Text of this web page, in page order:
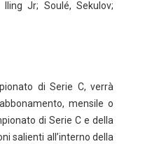
Iling Jr; Soulé, Sekulov;
di Serie C, verrà
mensile o
di Serie C e della
salienti all’interno della